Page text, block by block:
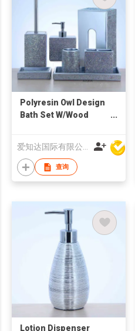
Polyresin Owl Design
Bath Set W/Wood
查询
Lotion Dispenser